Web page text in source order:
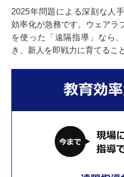
2025年問題による深刻な人
効率化が急務です。ウェアラ
を使った「遠隔指導」なら
き、新人を即戦力に育てるこ